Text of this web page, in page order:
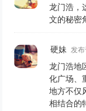
龙门浩，
文的秘密
硬妹 发
龙门浩地
化广场、
地方不仅
相结合的